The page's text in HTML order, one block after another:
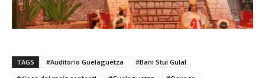
TAGS #Auditorio Guelaguetza
#Bani Stui Gulal